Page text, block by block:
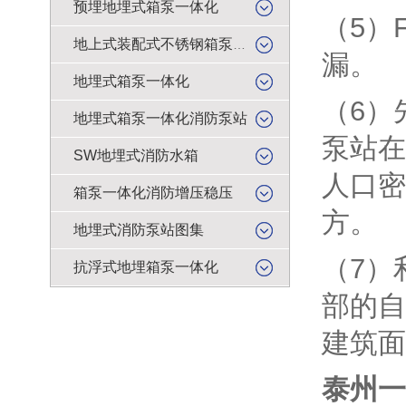
预埋地埋式箱泵一体化
地埋式箱泵一体化
地埋式箱泵一体化消防泵站
SW地埋式消防水箱
箱泵一体化消防增压稳压
地埋式消防泵站图集
抗浮式地埋箱泵一体化
（5
漏
（6
泵站
人口
方。
（7
部的
建筑
泰州